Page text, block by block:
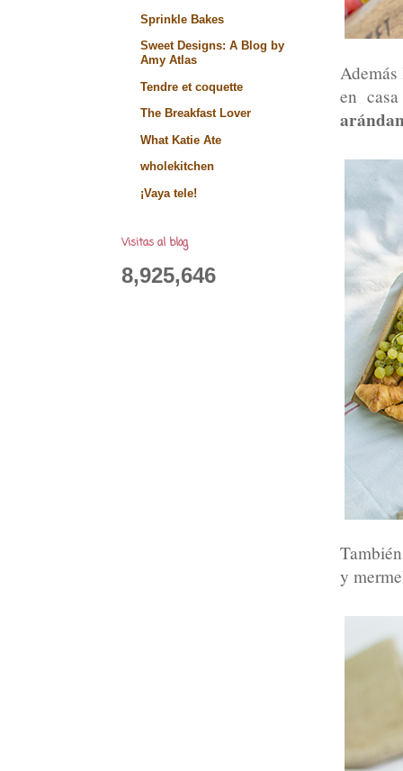
en
y
Sprinkle Bakes
Sweet Designs: A Blog by
Amy Atlas
Tendre et coquette
The Breakfast Lover
What Katie Ate
wholekitchen
¡Vaya tele!
Visitas al blog
8,925,646